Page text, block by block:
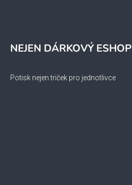
NEJEN DÁRKOVÝ ESHOP
Potisk nejen triček pro jednotlivce